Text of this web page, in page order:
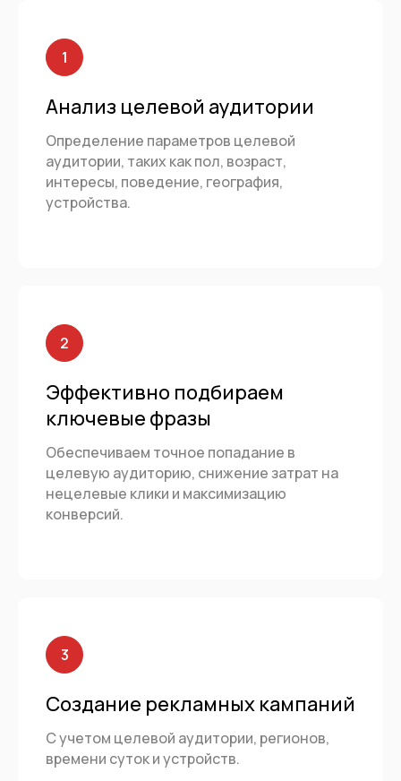
Анализ целевой аудитории
Определение параметров целевой
аудитории, таких как пол, возраст,
интересы, поведение, география,
устройства.
Эффективно подбираем
ключевые фразы
Обеспечиваем точное попадание в
целевую аудиторию, снижение затрат на
нецелевые клики и максимизацию
конверсий.
Создание рекламных кампаний
С учетом целевой аудитории, регионов,
времени суток и устройств.